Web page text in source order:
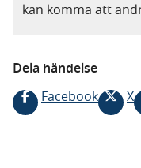
kan komma att
Dela händelse
Facebook
X